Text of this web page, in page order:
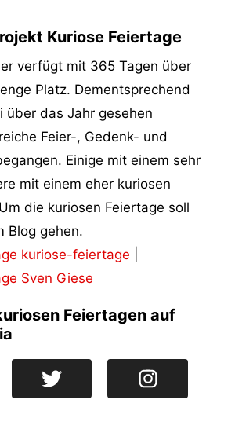
Kuriose Feiertage
verfügt mit 365 Tagen über
Platz. Dementsprechend
über das Jahr gesehen
Feier-, Gedenk- und
Einige mit einem sehr
mit einem eher kuriosen
die kuriosen Feiertage soll
Blog gehen.
kuriose-feiertage
Sven Giese
Feiertagen auf